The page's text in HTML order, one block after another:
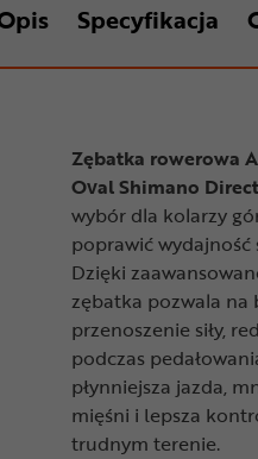
Specyfikacja
Zębatka rowerowa
Oval Shimano
wybór dla kolarzy
poprawić
Dzięki
zębatka pozwala na
przenoszenie siły,
podczas
płynniejsza jazda,
mięśni i lepsza
trudnym terenie.